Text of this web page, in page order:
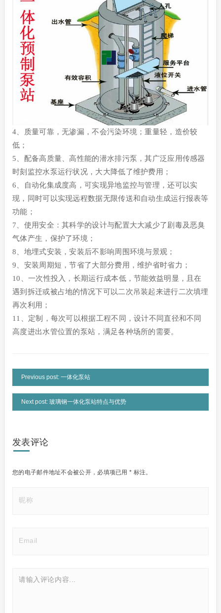
4、质量可靠，无渗漏，不会污染环境；重量轻，造价较
低；
5、配备高质量、高性能的潜水排污泵，其广泛应用传感器
时刻监控水泵运行状况，大大降低了维护费用；
6、自动化集成度高，可实现异地监控与管理，还可以实
现，同时可以实现远程数据无限传送和自动生成运行报表等
功能；
7、使用安全：其科学的设计与配置大大减少了剧毒及恶臭
气体产生，保护了环境；
8、地埋式安装，安装后不影响周围环境与景观；
9、安装周期短，节省了大部分费用，维护省时省力；
10、一次性投入，长期运行成本低，节能效益明显，且在
遇到拆迁或被占地的情况下可以二次吊装起来进行二次填埋
再次利用；
11、定制，每次可以根据工程不同，设计不同直径和不同
高度进出水管位置的泵站，满足各种场所的需要。
Previous post: 一体化泵站
Next post: 玻璃钢一体化泵站特点与优势
发表评论
您的电子邮件地址不会被公开， 必填项已用* 标注。